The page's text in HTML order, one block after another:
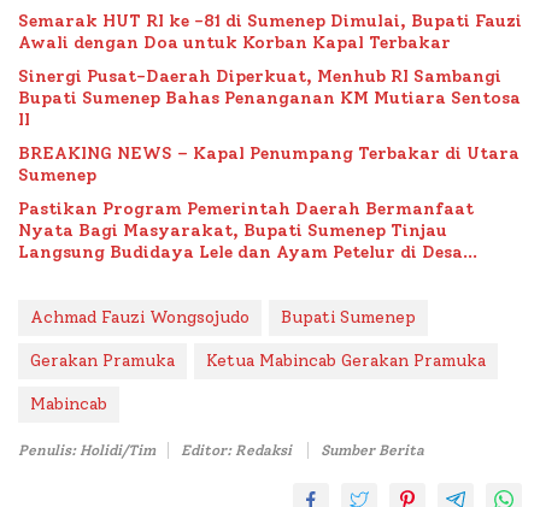
Semarak HUT RI ke -81 di Sumenep Dimulai, Bupati Fauzi
Awali dengan Doa untuk Korban Kapal Terbakar
Sinergi Pusat-Daerah Diperkuat, Menhub RI Sambangi
Bupati Sumenep Bahas Penanganan KM Mutiara Sentosa
II
BREAKING NEWS – Kapal Penumpang Terbakar di Utara
Sumenep
Pastikan Program Pemerintah Daerah Bermanfaat
Nyata Bagi Masyarakat, Bupati Sumenep Tinjau
Langsung Budidaya Lele dan Ayam Petelur di Desa
Achmad Fauzi Wongsojudo Bupati Sumenep
Gerakan Pramuka Ketua Mabincab Gerakan Pramuka
Mabincab
Penulis: Holidi/Tim Editor: Redaksi Sumber Berita